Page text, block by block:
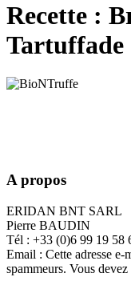
Recette :
Tartuffade
A propos
ERIDAN BNT SARL
Pierre BAUDIN
Tél : +33 (0)6 99 19 58
Email : Cette adresse e-
spammeurs. Vous